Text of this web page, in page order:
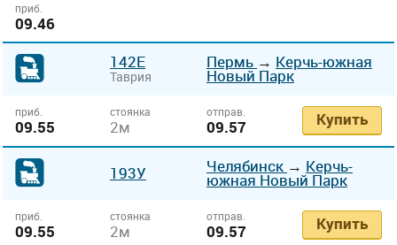
приб.
09.46
142Е
Таврия
Пермь → Керчь-южная
Новый Парк
приб.
09.55
стоянка
2м
отправ.
09.57 Купить
193У Челябинск → Керчь-
южная Новый Парк
приб.
09.55
стоянка
2м
отправ.
09.57 Купить